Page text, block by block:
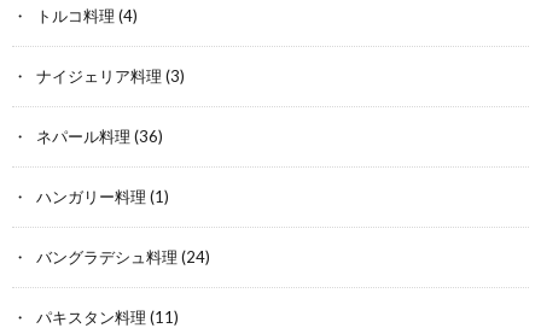
トルコ料理 (4)
ナイジェリア料理 (3)
ネパール料理 (36)
ハンガリー料理 (1)
バングラデシュ料理 (24)
パキスタン料理 (11)